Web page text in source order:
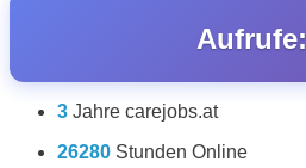
Aufrufe:
3 Jahre carejobs.at
26280 Stunden Online